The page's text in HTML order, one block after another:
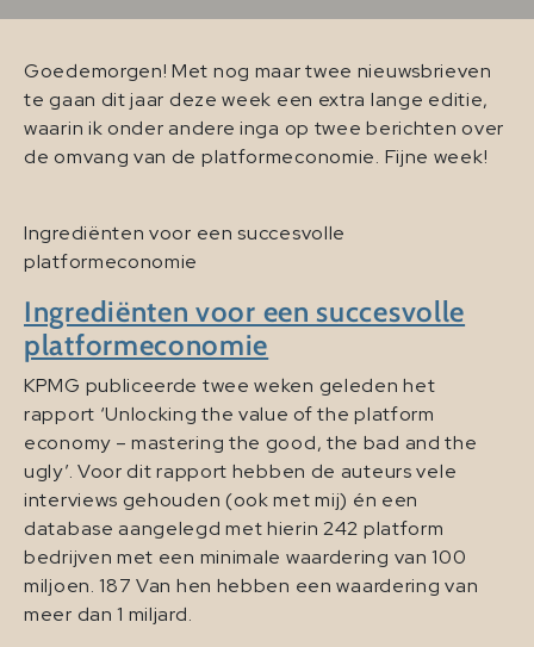
Goedemorgen! Met nog maar twee nieuwsbrieven
te gaan dit jaar deze week een extra lange editie,
waarin ik onder andere inga op twee berichten over
de omvang van de platformeconomie. Fijne week!
Ingrediënten voor een succesvolle
platformeconomie
Ingrediënten voor een succesvolle
platformeconomie
KPMG publiceerde twee weken geleden het
rapport ‘Unlocking the value of the platform
economy – mastering the good, the bad and the
ugly’. Voor dit rapport hebben de auteurs vele
interviews gehouden (ook met mij) én een
database aangelegd met hierin 242 platform
bedrijven met een minimale waardering van 100
miljoen. 187 Van hen hebben een waardering van
meer dan 1 miljard.